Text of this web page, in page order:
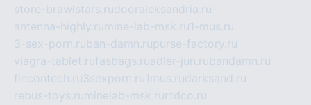
store-brawlstars.rudooraleksandria.ru
antenna-highly.ru mine-lab-msk.ru1-mus.ru
3-sex-porn.ruban-damn.rupurse-factory.ru
viagra-tablet.rufasbags.ruadler-jun.rubandamn.ru
fincontech.ru3sexporn.ru1mus.rudarksand.ru
rebus-toys.ru minelab-msk.ru rtdco.ru